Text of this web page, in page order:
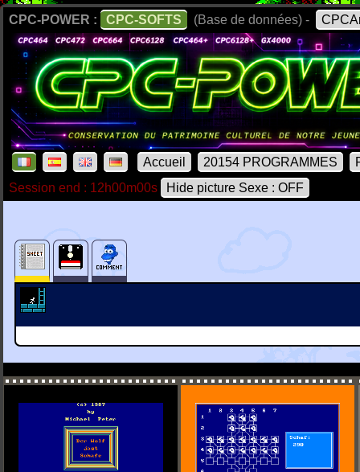
CPC-POWER : CPC-SOFTS (Base de données) -
Accueil 20154 PROGRAMMES
Session end : 12h00m00s
Hide picture Sexe : OFF